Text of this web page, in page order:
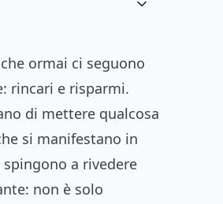
ormai ci seguono
rincari e risparmi.
di mettere qualcosa
si manifestano in
a rivedere
non è solo